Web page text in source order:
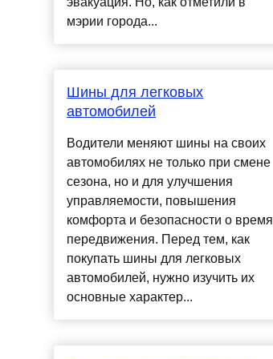
мэрии города...
Шины для легковых
автомобилей
Водители меняют шины на своих
автомобилях не только при смене
сезона, но и для улучшения
управляемости, повышения
комфорта и безопасности о время
передвижения. Перед тем, как
покупать шины для легковых
автомобилей, нужно изучить их
основные характер...